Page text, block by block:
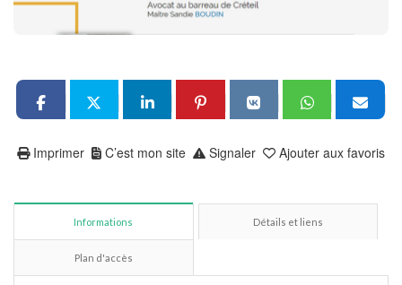
Ajouter aux favoris
Signaler
C’est mon site
Imprimer
Informations Détails et liens
Plan d'accès